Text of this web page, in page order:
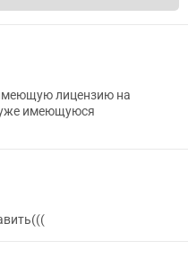
лицензию на
уже имеющуюся